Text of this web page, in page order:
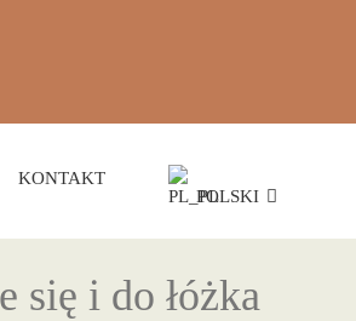
KONTAKT
POLSKI
się i do łóżka